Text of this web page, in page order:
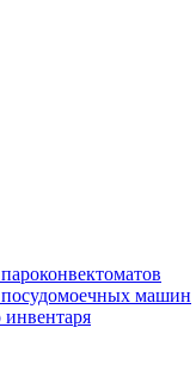
машин